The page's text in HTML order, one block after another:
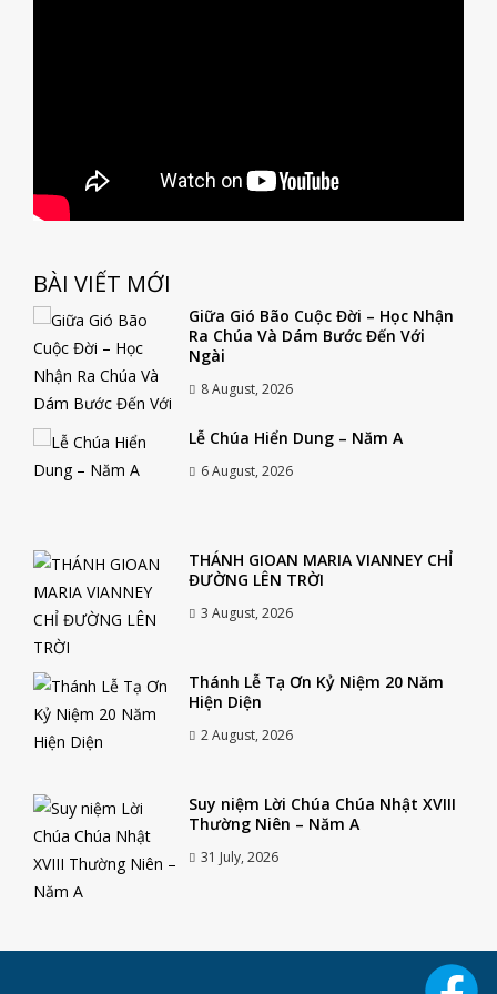
BÀI VIẾT MỚI
Giữa Gió Bão Cuộc Đời – Học Nhận
Ra Chúa Và Dám Bước Đến Với
Ngài
8 August, 2026
Lễ Chúa Hiển Dung – Năm A
6 August, 2026
THÁNH GIOAN MARIA VIANNEY CHỈ
ĐƯỜNG LÊN TRỜI
3 August, 2026
Thánh Lễ Tạ Ơn Kỷ Niệm 20 Năm
Hiện Diện
2 August, 2026
Suy niệm Lời Chúa Chúa Nhật XVIII
Thường Niên – Năm A
31 July, 2026